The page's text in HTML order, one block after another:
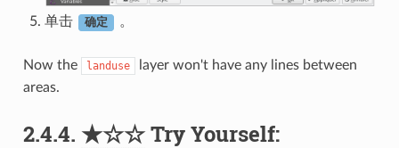
单击 确定 。
Now the landuse
layer won't have any lines between
areas.
2.4.4. ★☆☆Try Yourself: